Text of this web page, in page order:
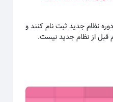
نظام جدید ثبت نام کنند و
قبل از نظام جدید نیست.
پژوهی نظام قدیم